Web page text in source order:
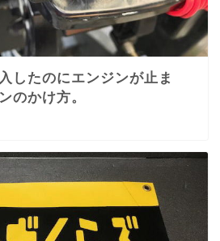
したのにエンジンが止ま
のかけ方。